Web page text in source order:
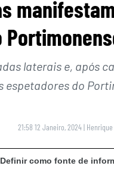
laterais e, após
espetadores do
21:58 12 Janeiro, 2024 |
Definir como fonte de